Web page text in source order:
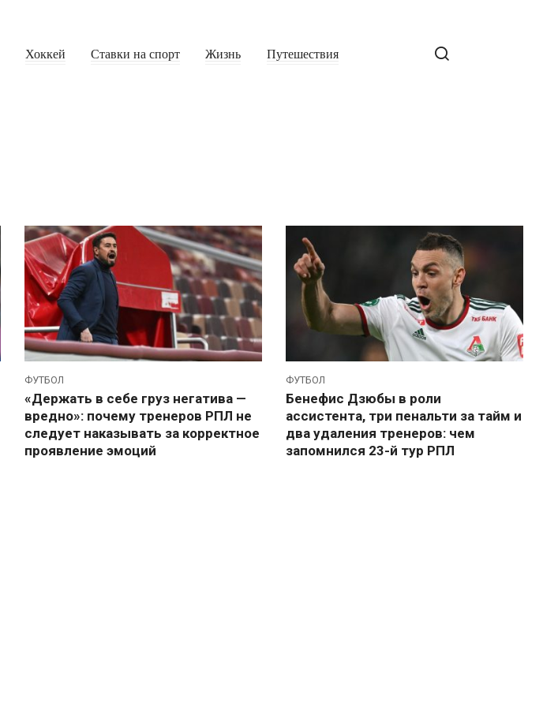
Хоккей Ставки на спорт Жизнь Путешествия
ФУТБОЛ
«Держать в себе груз негатива —
вредно»: почему тренеров РПЛ не
следует наказывать за корректное
проявление эмоций
ФУТБОЛ
Бенефис Дзюбы в роли
ассистента, три пенальти за тайм и
два удаления тренеров: чем
запомнился 23-й тур РПЛ